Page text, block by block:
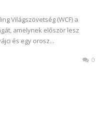
Világszövetség (WCF) a
amelynek először lesz
és egy orosz...
0